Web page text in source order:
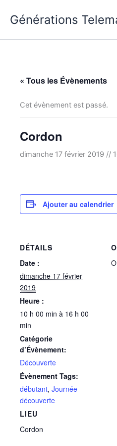
Générations
« Tous les Évènements
Cet évènement est passé.
Cordon
dimanche 17 février 2019 //
Ajouter au calendrier
DÉTAILS
Date :
dimanche 17 février
2019
Heure :
10 h 00 min à 16 h 00
min
Catégorie
d’Évènement:
Découverte
Évènement Tags:
débutant, Journée
découverte
LIEU
Cordon